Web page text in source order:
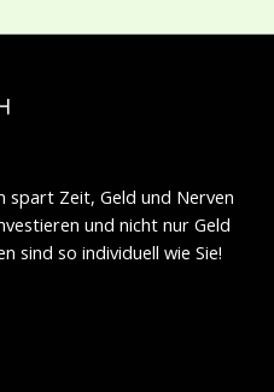
spart Zeit, Geld und Nerven
und nicht nur Geld
sind so individuell wie Sie!